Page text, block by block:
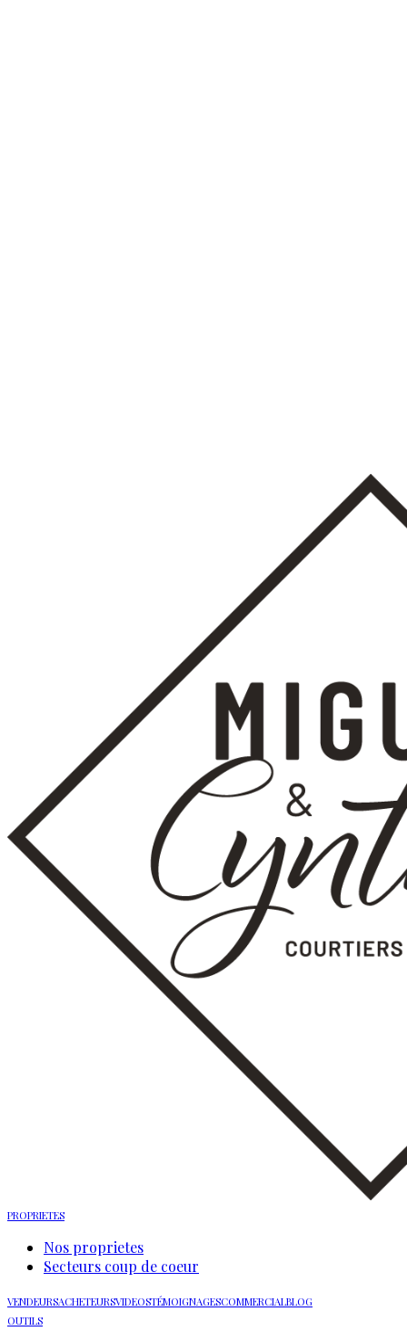
PROPRIETES
Nos proprietes
Secteurs coup de coeur
VENDEURSACHETEURSVIDEOSTÉMOIGNAGESCOMMERCIALBLOG
OUTILS